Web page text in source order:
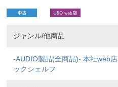
ジャンル/他商品
-AUDIO製品(全商品)- 本社web店
ックシェルフ